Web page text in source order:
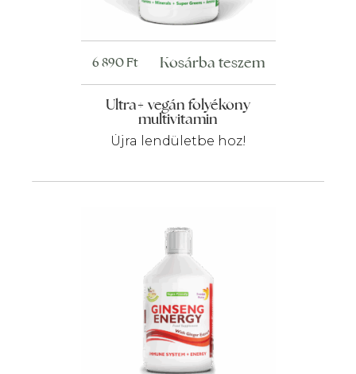
Ultra+ vegán folyékony
multivitamin
Újra lendületbe hoz!
6 890Ft Kosárba teszem